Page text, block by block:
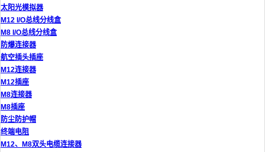
太阳光模拟器
M12 I/O总线分线盒
M8 I/O总线分线盒
防爆连接器
航空插头插座
M12连接器
M12插座
M8连接器
M8插座
防尘防护帽
终端电阻
M12、M8双头电缆连接器